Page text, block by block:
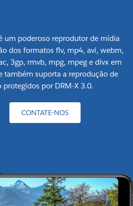
um poderoso reprodutor de mídia
dos formatos flv, mp4, avi, webm,
3gp, rmvb, mpg, mpeg e divx em
também suporta a reprodução de
por DRM-X 3.0.
CONTATE-NOS